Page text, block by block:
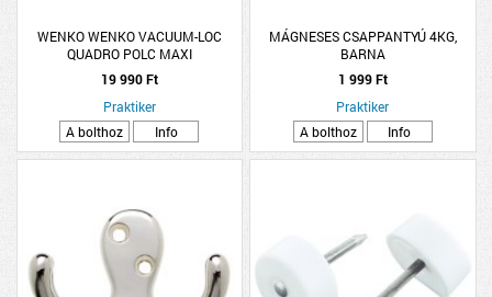
WENKO WENKO VACUUM-LOC
QUADRO POLC MAXI
38,5X8,5X14,5CM, ÁTTETSZŐ-KRÓM
SZÍNŰ
19 990 Ft
Praktiker
A bolthoz
Info
MÁGNESES CSAPPANTYÚ 4KG,
BARNA
1 999 Ft
Praktiker
A bolthoz
Info